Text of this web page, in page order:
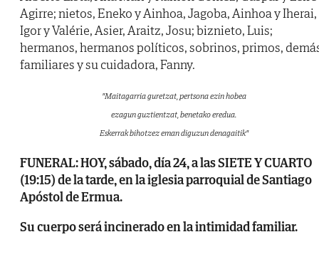
Agirre; nietos, Eneko y Ainhoa, Jagoba, Ainhoa y Iherai,
Igor y Valérie, Asier, Araitz, Josu; biznieto, Luis;
hermanos, hermanos políticos, sobrinos, primos,
familiares y su cuidadora, Fanny.
"Maitagarria guretzat, pertsona ezin hobea
ezagun guztientzat, benetako eredua.
Eskerrak bihotzez eman diguzun denagaitik"
FUNERAL: HOY, sábado, día 24, a las SIETE Y CUARTO
(19:15) de la tarde, en la iglesia parroquial de Santiago
Apóstol de Ermua.
Su cuerpo será incinerado en la intimidad familiar.